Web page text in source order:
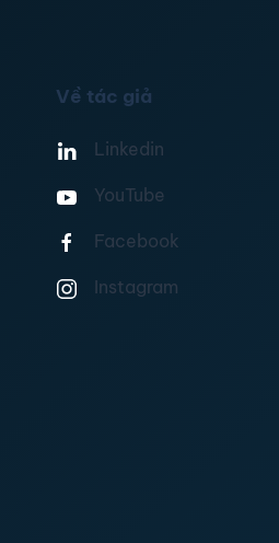
Về tác giả
Linkedin
YouTube
Facebook
Instagram